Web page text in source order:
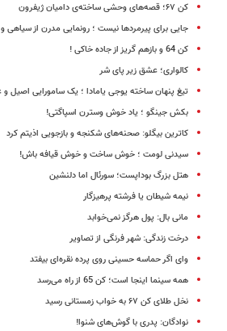
کن ۶۷؛ قصه‌های وحشی ساخته‌ی دامیان ژیفرون
جایی برای پیرمردها نیست ؛ رونمایی مدرن از سیاهی
کن 64 و بازهم گریز از جاده خاکی !
کالواری؛ عشق زیر پای شر
تیغ پنهان ساخته یوجی یامادا ؛ یک سامورایی اصیل
بکش جینگو ؛ یاد خوش وسترن اسپاگتی!
کاترین بیگلو: صحنه‌های شکنجه و بازجویی اذیتم کرد
سیدنی لومت ؛ خوش ساخت و خوش قیافه باش!
هتل بزرگ بوداپست؛ سورئال اما دلنشین
نیمه شیطان یا فرشته پرهیزگار
مانی بال: پول هرگز نمی‌خوابد
درخت زندگی: شهر فرنگی از تصاویر
وای اگر حماسه حسینی روی پرده نقره‌ای بیفتد
همه سینما اینجا است؛ کن 65 از راه می‌رسد
نخل طلای کن ۶۷ به خواب زمستانی رسید
نوادگان: پدری با گوش‌های شنوا!